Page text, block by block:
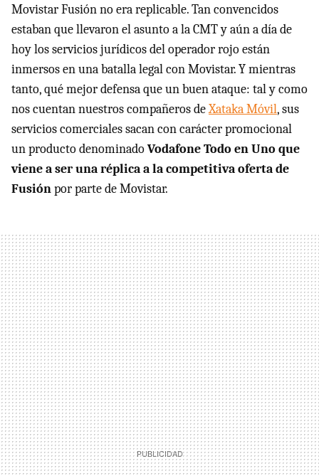
Movistar Fusión no era replicable. Tan convencidos
estaban que llevaron el asunto a laCMTy aún a día de
hoy los servicios jurídicos del operador rojo están
inmersos en una batalla legal con Movistar. Y mientras
tanto, qué mejor defensa que un buen ataque: tal y como
nos cuentan nuestros compañeros deXataka Móvil, sus
servicios comerciales sacan con carácter promocional
un producto denominadoVodafone Todo en Uno que
viene a ser una réplica a la competitiva oferta de
Fusiónpor parte de Movistar.